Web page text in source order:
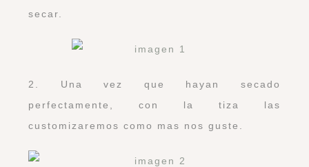
secar.
2. Una vez que hayan secado
perfectamente, con la tiza las
customizaremos como mas nos guste.